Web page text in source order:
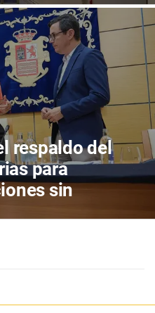
respaldo del
para
sin